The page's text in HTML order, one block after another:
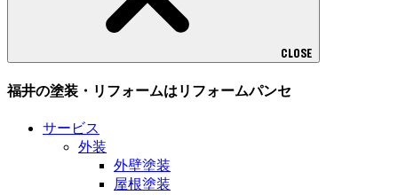
CLOSE
福井の塗装・リフォームはリフォームパンセ
サービス
外装
外壁塗装
屋根塗装